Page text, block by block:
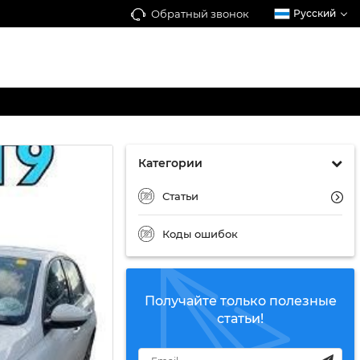
Обратный звонок Русский
Категории
Статьи
Коды ошибок
Получайте только полезные
статьи!